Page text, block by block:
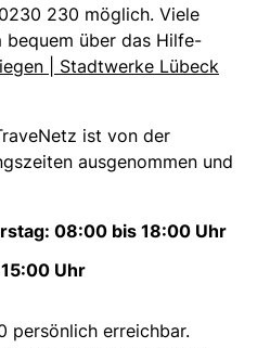
230 möglich. Viele
bequem über das Hilfe-
| Stadtwerke Lübeck
ist von der
ausgenommen und
08:00 bis 18:00 Uhr
Uhr
persönlich erreichbar.